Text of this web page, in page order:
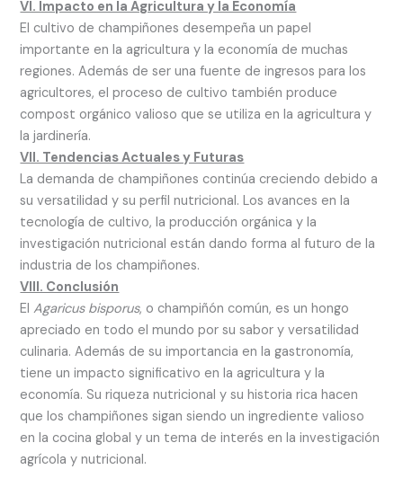
VI. Impacto en la Agricultura y la Economía
El cultivo de champiñones desempeña un papel
importante en la agricultura y la economía de muchas
regiones. Además de ser una fuente de ingresos para los
agricultores, el proceso de cultivo también produce
compost orgánico valioso que se utiliza en la agricultura y
la jardinería.
VII. Tendencias Actuales y Futuras
La demanda de champiñones continúa creciendo debido a
su versatilidad y su perfil nutricional. Los avances en la
tecnología de cultivo, la producción orgánica y la
investigación nutricional están dando forma al futuro de la
industria de los champiñones.
VIII. Conclusión
ElAgaricus bisporus, o champiñón común, es un hongo
apreciado en todo el mundo por su sabor y versatilidad
culinaria. Además de su importancia en la gastronomía,
tiene un impacto significativo en la agricultura y la
economía. Su riqueza nutricional y su historia rica hacen
que los champiñones sigan siendo un ingrediente valioso
en la cocina global y un tema de interés en la investigación
agrícola y nutricional.